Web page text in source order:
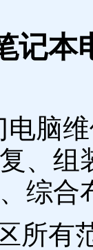
记本
电脑
、
综合
所有